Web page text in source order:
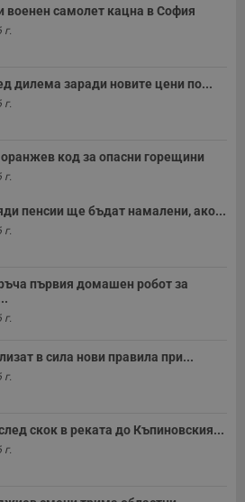
военен самолет кацна в София
г.
дилема заради новите цени по...
г.
код за опасни горещини
г.
пенсии ще бъдат намалени, ако...
г.
първия домашен робот за
г.
в сила нови правила при...
г.
скок в реката до Къпиновския...
г.